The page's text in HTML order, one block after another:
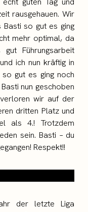
rausgehauen. Wir
Basti so gut es ging
mehr optimal, da
Führungsarbeit
ich nun kräftig in
gut es ging noch
nun geschoben
wir auf der
dritten Platz und
als 4.! Trotzdem
sein. Basti – du
Respekt!!
der letzte Liga